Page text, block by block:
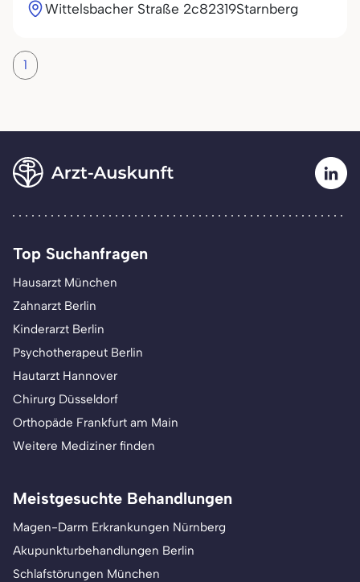
Wittelsbacher Straße 2c82319Starnberg
1
Top Suchanfragen
Hausarzt München
Zahnarzt Berlin
Kinderarzt Berlin
Psychotherapeut Berlin
Hautarzt Hannover
Chirurg Düsseldorf
Orthopäde Frankfurt am Main
Weitere Mediziner finden
Meistgesuchte Behandlungen
Magen-Darm Erkrankungen Nürnberg
Akupunkturbehandlungen Berlin
Schlafstörungen München